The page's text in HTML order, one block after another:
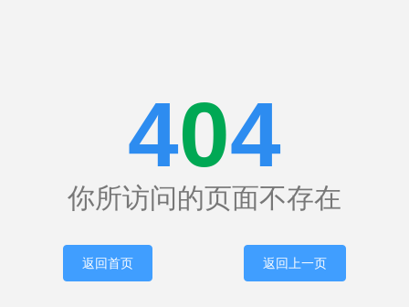
404
你所访问的页面不存在
返回首页 返回上一页